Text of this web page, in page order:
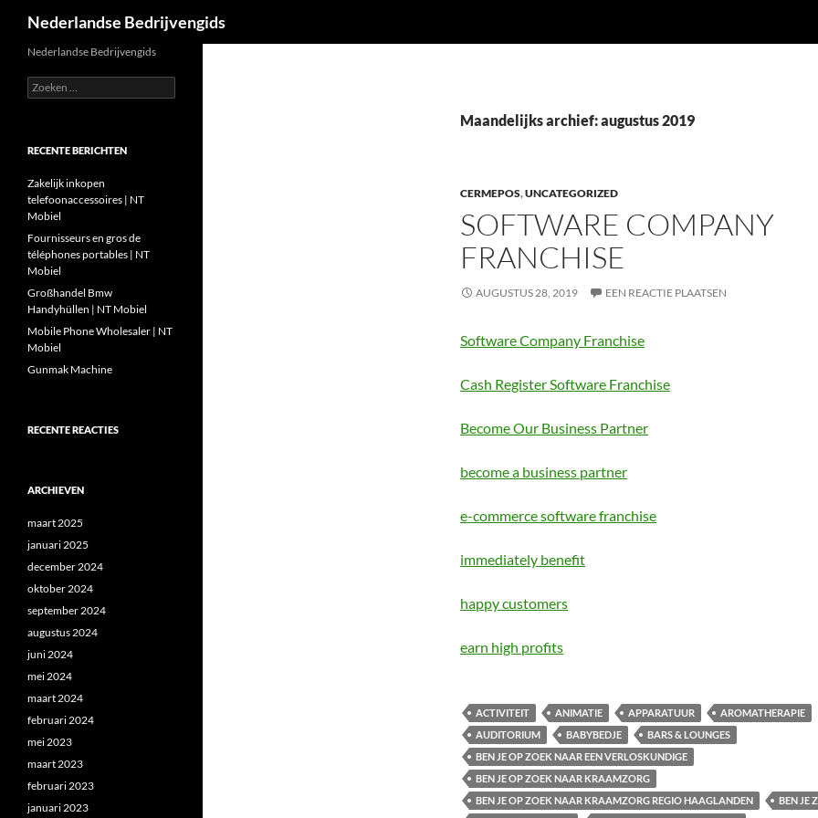
Nederlandse Bedrijvengids
Maandelijks archief: augustus 2019
CERMEPOS,UNCATEGORIZED
SOFTWARE COMPANY
FRANCHISE
AUGUSTUS 28, 2019 EEN REACTIE PLAATSEN
Software Company Franchise
Cash Register Software Franchise
Become Our Business Partner
become a business partner
e-commerce software franchise
immediately benefit
happy customers
earn high profits
ACTIVITEIT ANIMATIE APPARATUUR
AROMATHERAPIE
AUDITORIUM
BABYBEDJE
BARS & LOUNGES
BEN JE OP ZOEK NAAR EEN VERLOSKUNDIGE
BEN JE OP ZOEK NAAR KRAAMZORG
BEN JE OP ZOEK NAAR KRAAMZORG REGIO HAAGLANDEN
BEN JE
Nederlandse Bedrijvengids
Zoeken
naar:
RECENTE BERICHTEN
Zakelijk inkopen
telefoonaccessoires | NT
Mobiel
Fournisseurs en gros de
téléphones portables | NT
Mobiel
Großhandel Bmw
Handyhüllen | NT Mobiel
Mobile Phone Wholesaler | NT
Mobiel
Gunmak Machine
RECENTE REACTIES
ARCHIEVEN
maart 2025
januari 2025
december 2024
oktober 2024
september 2024
augustus 2024
juni 2024
mei 2024
maart 2024
februari 2024
mei 2023
maart 2023
februari 2023
januari 2023